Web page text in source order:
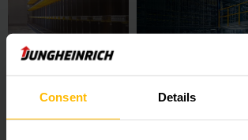
Consent Details
Los sistemas de entreplantas
siendo flexible encima y debajo del
sistemas de entreplantas se pueden
cantilever
Mercancías
de entreplantas